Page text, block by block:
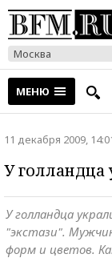
Москва
МЕНЮ
11 декабря 2009,
У голландца
У голландца
"экстази".
форм и цветов.